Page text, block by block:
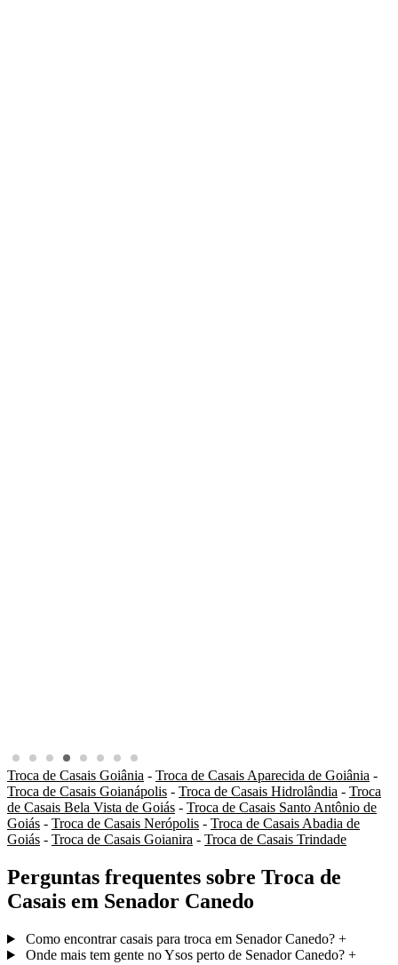
Troca de Casais Goiânia - Troca de Casais Aparecida de Goiânia -
Troca de Casais Goianápolis - Troca de Casais Hidrolândia - Troca
de Casais Bela Vista de Goiás - Troca de Casais Santo Antônio de
Goiás - Troca de Casais Nerópolis - Troca de Casais Abadia de
Goiás - Troca de Casais Goianira - Troca de Casais Trindade
Perguntas frequentes sobre Troca de
Casais em Senador Canedo
Como encontrar casais para troca em Senador Canedo? +
Onde mais tem gente no Ysos perto de Senador Canedo? +